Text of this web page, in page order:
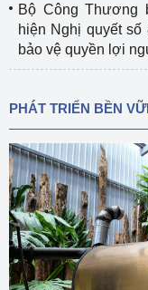
Bộ Công Thương
hiện Nghị quyết
bảo vệ quyền lợi
PHÁT TRIỂN BỀN